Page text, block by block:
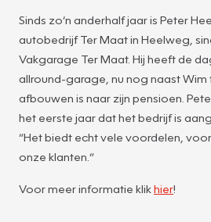
Sinds zo’n anderhalf jaar is Peter
autobedrijf Ter Maat in Heelweg,
Vakgarage Ter Maat. Hij heeft de
allround-garage, nu nog naast Wim
afbouwen is naar zijn pensioen.
het eerste jaar dat het bedrijf is
“Het biedt echt vele voordelen,
onze klanten.”
Voor meer informatie klikhier!